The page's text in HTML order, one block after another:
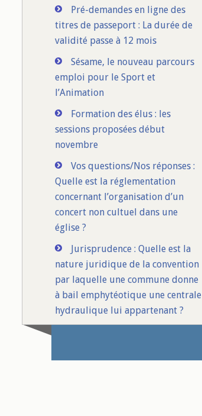
Pré-demandes en ligne des
titres de passeport : La durée de
validité passe à 12 mois
Sésame, le nouveau parcours
emploi pour le Sport et
l’Animation
Formation des élus : les
sessions proposées début
novembre
Vos questions/Nos réponses :
Quelle est la réglementation
concernant l’organisation d’un
concert non cultuel dans une
église ?
Jurisprudence : Quelle est la
nature juridique de la convention
par laquelle une commune donne
à bail emphytéotique une centrale
hydraulique lui appartenant ?